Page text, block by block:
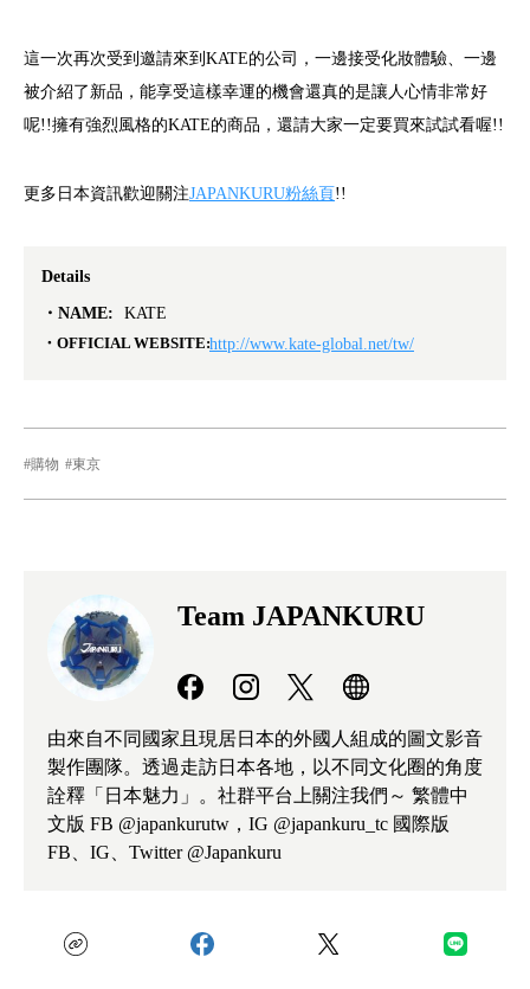
這一次再次受到邀請來到KATE的公司，一邊接受化妝體驗、一邊
被介紹了新品，能享受這樣幸運的機會還真的是讓人心情非常好
呢!!擁有強烈風格的KATE的商品，還請大家一定要買來試試看喔!!
更多日本資訊歡迎關注JAPANKURU粉絲頁!!
Details
NAME:
KATE
OFFICIAL WEBSITE:http://www.kate-global.net/tw/
購物 東京
Team JAPANKURU
由來自不同國家且現居日本的外國人組成的圖文影音
製作團隊。透過走訪日本各地，以不同文化圈的角度
詮釋「日本魅力」。社群平台上關注我們～ 繁體中
文版 FB @japankurutw，IG @japankuru_tc 國際版
FB、IG、Twitter @Japankuru